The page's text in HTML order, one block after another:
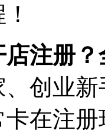
店注册
创业
在注